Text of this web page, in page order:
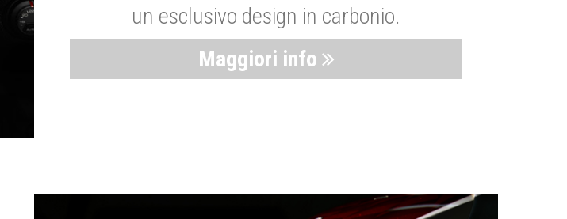
un esclusivo design in carbonio.
Maggiori info